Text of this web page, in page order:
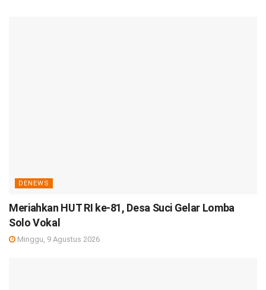
DENEWS
Meriahkan HUT RI ke-81, Desa Suci Gelar Lomba
Solo Vokal
Minggu, 9 Agustus 2026